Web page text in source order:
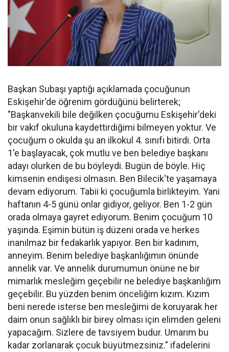
Başkan Subaşı yaptığı açıklamada çocuğunun
Eskişehir'de öğrenim gördüğünü belirterek;
"Başkanvekili bile değilken çocuğumu Eskişehir'deki
bir vakıf okuluna kaydettirdiğimi bilmeyen yoktur. Ve
çocuğum o okulda şu an ilkokul 4. sınıfı bitirdi. Orta
1'e başlayacak, çok mutlu ve ben belediye başkanı
adayı olurken de bu böyleydi. Bugün de böyle. Hiç
kimsenin endişesi olmasın. Ben Bilecik'te yaşamaya
devam ediyorum. Tabii ki çocuğumla birlikteyim. Yani
haftanın 4-5 günü onlar gidiyor, geliyor. Ben 1-2 gün
orada olmaya gayret ediyorum. Benim çocuğum 10
yaşında. Eşimin bütün iş düzeni orada ve herkes
inanılmaz bir fedakarlık yapıyor. Ben bir kadınım,
anneyim. Benim belediye başkanlığımın önünde
annelik var. Ve annelik durumumun önüne ne bir
mimarlık mesleğim geçebilir ne belediye başkanlığım
geçebilir. Bu yüzden benim önceliğim kızım. Kızım
beni nerede isterse ben mesleğimi de koruyarak her
daim onun sağlıklı bir birey olması için elimden geleni
yapacağım. Sizlere de tavsiyem budur. Umarım bu
kadar zorlanarak çocuk büyütmezsiniz." ifadelerini